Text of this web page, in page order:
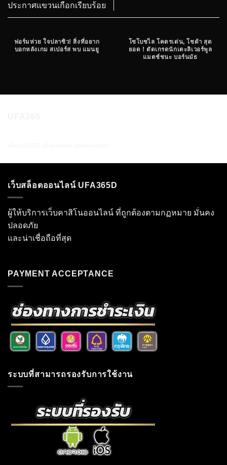
ประกาศแขวนเกือกเรียบร้อย
ฟอร์มห่วย ใจปลาซิว! สิ่งที่อยาก
บอกหลังเกม สเปอร์ส พบ แมนยู
โซโบซไล โคตรเด่น, โชต้า สุด
ยอด ! ตัดเกรดนักเตะลิเวอร์พูล
แมตช์ชนะ บอร์นมัธ
เว็บสล็อตออนไลน์ UFA365D
ผู้ให้บริการเว็บคาสิโนออนไลน์ ที่ถูกต้องตามกฏหมาย มั่นคง
ปลอดภัย
และน่าเชื่อถือที่สุด
PAYMENT ACCEPTANCE
ระบบที่สามารถรองรับการใช้งาน